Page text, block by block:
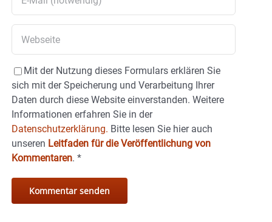
Mit der Nutzung dieses Formulars erklären Sie
sich mit der Speicherung und Verarbeitung Ihrer
Daten durch diese Website einverstanden. Weitere
Informationen erfahren Sie in der
Datenschutzerklärung. Bitte lesen Sie hier auch
unseren Leitfaden für die Veröffentlichung von
Kommentaren. *